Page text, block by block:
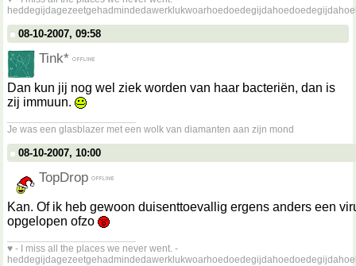
08-10-2007, 09:58
Tink*
Dan kun jij nog wel ziek worden van haar bacteriën, dan is
zij immuun.
Je was een glasblazer met een wolk van diamanten aan zijn mond
08-10-2007, 10:00
TopDrop
Kan. Of ik heb gewoon duisenttoevallig ergens anders een
opgelopen ofzo
♥ - I miss all the places we never went. -